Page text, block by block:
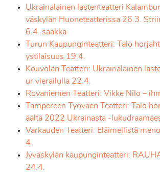
Ukrainalainen lastenteatteri
väskylän Huoneteatterissa 26.3.
6.4. saakka
Turun Kaupunginteatteri: Talo
ystilaisuus 19.4.
Kouvolan Teatteri: Ukrainalainen
ur vierailulla 22.4.
Rovaniemen Teatteri: Vikke Nilo –
Tampereen Työväen Teatteri: Talo
äältä 2022 Ukrainasta -
Varkauden Teatteri: Eläimellistä
4.
Jyväskylän kaupunginteatteri:
24.4.